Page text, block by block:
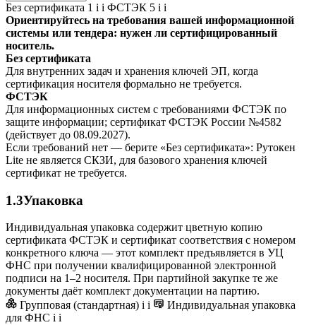
Без сертификата 1 i i ФСТЭК 5 i i
Ориентируйтесь на требования вашей информационной
системы или тендера: нужен ли сертифицированный
носитель.
Без сертификата
Для внутренних задач и хранения ключей ЭП, когда
сертификация носителя формально не требуется.
ФСТЭК
Для информационных систем с требованиями ФСТЭК по
защите информации; сертификат ФСТЭК России №4582
(действует до 08.09.2027).
Если требований нет — берите «Без сертификата»: Рутокен
Lite не является СКЗИ, для базового хранения ключей
сертификат не требуется.
1.3Упаковка
Индивидуальная упаковка содержит цветную копию
сертификата ФСТЭК и сертификат соответствия с номером
конкретного ключа — этот комплект предъявляется в УЦ
ФНС при получении квалифицированной электронной
подписи на 1–2 носителя. При партийной закупке те же
документы даёт комплект документации на партию.
Групповая (стандартная) i i
Индивидуальная упаковка
для ФНС i i